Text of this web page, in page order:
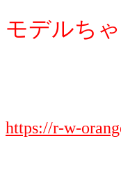
モデルち
https://r-w-